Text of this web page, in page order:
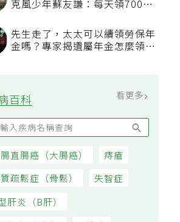
克風少年蘇友謙：每天領700元
過日子
先生走了，太太可以續領勞保年
百科